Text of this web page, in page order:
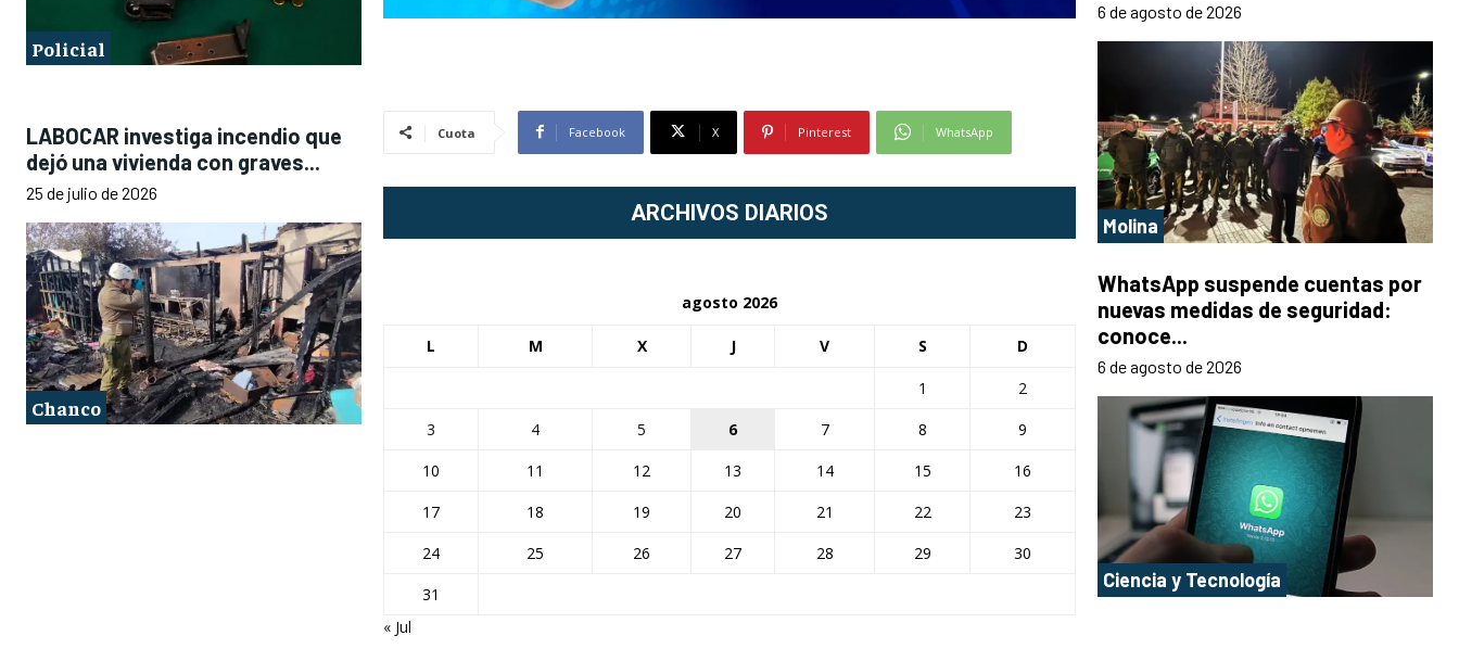
Policial
LABOCAR investiga incendio que
dejó una vivienda con graves...
25 de julio de 2026
Chanco
Cuota Facebook X Pinterest WhatsApp
ARCHIVOS DIARIOS
agosto 2026
L M X J V S D
1
2
3
4 5 6 7 8
9
10
11 12 13 14 15
16
17
18 19 20 21 22
23
24
25 26 27 28 29
30
31
« Jul
6 de agosto de 2026
Molina
WhatsApp suspende cuentas por
nuevas medidas de seguridad:
conoce...
6 de agosto de 2026
Ciencia y Tecnología